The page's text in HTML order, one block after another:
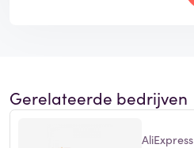
Gerelateerde bedrijven
AliExpress